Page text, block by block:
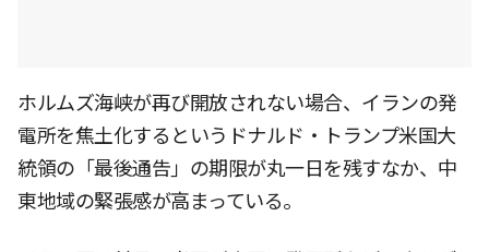
ホルムズ海峡が再び開放されない場合、イランの発
電所を焦土化するというドナルド・トランプ米国大
統領の「最後通告」の期限が丸一日を残すなか、中
東地域の緊張感が高まっている。